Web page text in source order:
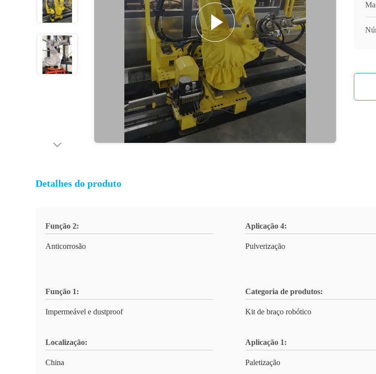
Detalhes do produto
Função 2:
Anticorrosão
Aplicação 4:
Pulverização
Função 1:
Impermeável e dustproof
Categoria de produtos:
Kit de braço robótico
Localização:
China
Aplicação 1:
Paletização